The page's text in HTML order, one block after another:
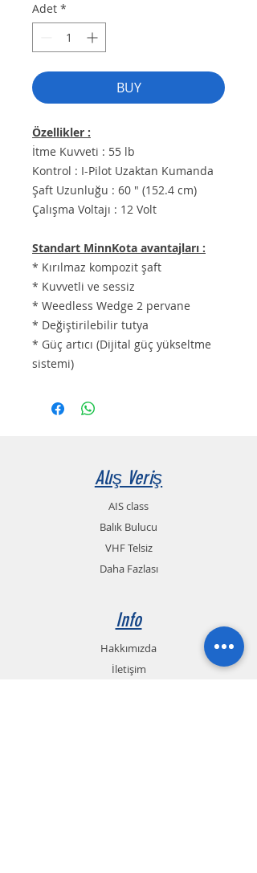
Adet *
BUY
Özellikler :
İtme Kuvveti : 55 lb
Kontrol : I-Pilot Uzaktan Kumanda
Şaft Uzunluğu : 60 " (152.4 cm)
Çalışma Voltajı : 12 Volt
Standart MinnKota avantajları :
* Kırılmaz kompozit şaft
* Kuvvetli ve sessiz
* Weedless Wedge 2 pervane
* Değiştirilebilir tutya
* Güç artıcı (Dijital güç yükseltme
sistemi)
Alış Veriş
AIS class
Balık Bulucu
VHF Telsiz
Daha Fazlası
Info
Hakkımızda
İletişim